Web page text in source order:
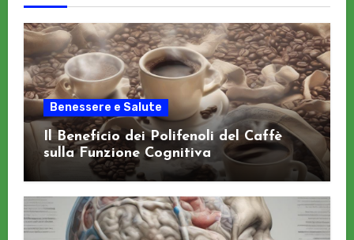
Benessere e Salute
Il Beneficio dei Polifenoli del Caffè
sulla Funzione Cognitiva